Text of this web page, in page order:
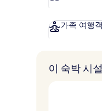
가족 여행
이 숙박 시